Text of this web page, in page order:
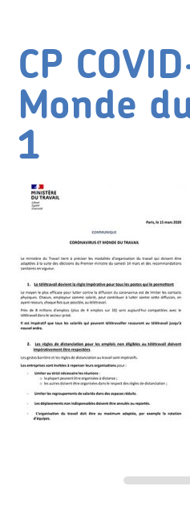
CP
Monde
1